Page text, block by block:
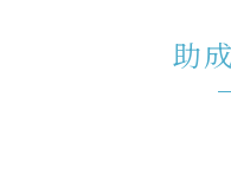
助